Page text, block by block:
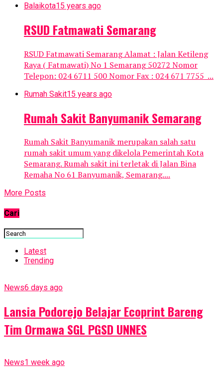
Balaikota15 years ago
RSUD Fatmawati Semarang
RSUD Fatmawati Semarang Alamat : Jalan Ketileng
Raya ( Fatmawati) No 1 Semarang 50272 Nomor
Telepon: 024 6711 500 Nomor Fax : 024 671 7755 ...
Rumah Sakit15 years ago
Rumah Sakit Banyumanik Semarang
Rumah Sakit Banyumanik merupakan salah satu
rumah sakit umum yang dikelola Pemerintah Kota
Semarang. Rumah sakit ini terletak di Jalan Bina
Remaha No 61 Banyumanik, Semarang....
More Posts
Cari
Latest
Trending
News6 days ago
Lansia Podorejo Belajar Ecoprint Bareng
Tim Ormawa SGL PGSD UNNES
News1 week ago